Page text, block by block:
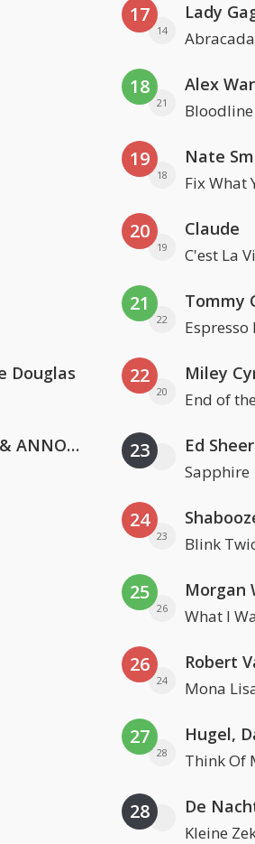
Douglas
Lustrum U.V.S.V/N.V.V.S.U. & ANNO ONS & Jopke van Dobbenburgh & Roeland Beelen
17
14
Lady
18
21
Alex
Bloodline
19
18
Nate
Fix What
20
19
Claude
C'est La
21
22
Tommy
22
20
Miley
End of
23 Ed
Sapphire
24
23 Blink
25
26
Morgan
What I
26
24
Robert
Mona
27
28 Think Of
28 De
Kleine